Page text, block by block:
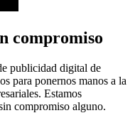
compromiso
publicidad digital de
para ponernos manos a la
Estamos
compromiso alguno.